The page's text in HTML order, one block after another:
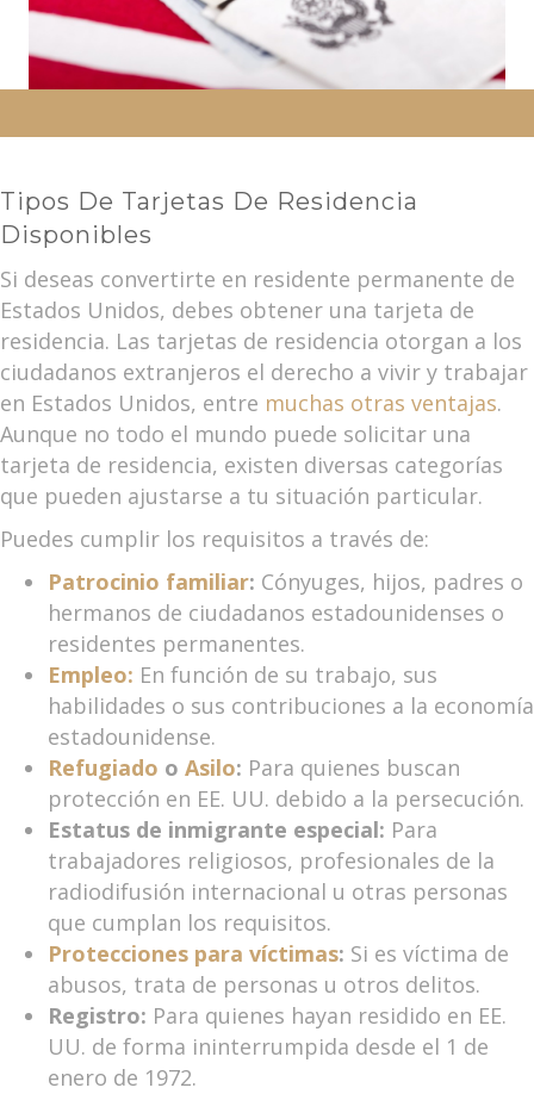
Tipos De Tarjetas De Residencia
Disponibles
Si deseas convertirte en residente permanente de
Estados Unidos, debes obtener una tarjeta de
residencia. Las tarjetas de residencia otorgan a los
ciudadanos extranjeros el derecho a vivir y trabajar
en Estados Unidos, entre muchas otras ventajas.
Aunque no todo el mundo puede solicitar una
tarjeta de residencia, existen diversas categorías
que pueden ajustarse a tu situación particular.
Puedes cumplir los requisitos a través de:
Patrocinio familiar: Cónyuges, hijos, padres o
hermanos de ciudadanos estadounidenses o
residentes permanentes.
Empleo: En función de su trabajo, sus
habilidades o sus contribuciones a la economía
estadounidense.
Refugiado o Asilo: Para quienes buscan
protección en EE. UU. debido a la persecución.
Estatus de inmigrante especial: Para
trabajadores religiosos, profesionales de la
radiodifusión internacional u otras personas
que cumplan los requisitos.
Protecciones para víctimas: Si es víctima de
abusos, trata de personas u otros delitos.
Registro: Para quienes hayan residido en EE.
UU. de forma ininterrumpida desde el 1 de
enero de 1972.